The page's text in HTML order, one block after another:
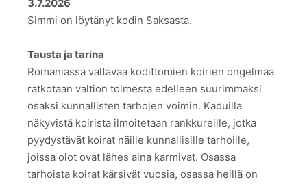
3.7.2026
Simmi on löytänyt kodin Saksasta.
Tausta ja tarina
Romaniassa valtavaa kodittomien koirien ongelmaa
ratkotaan valtion toimesta edelleen suurimmaksi
osaksi kunnallisten tarhojen voimin. Kaduilla
näkyvistä koirista ilmoitetaan rankkureille, jotka
pyydystävät koirat näille kunnallisille tarhoille,
joissa olot ovat lähes aina karmivat. Osassa
tarhoista koirat kärsivät vuosia, osassa heillä on